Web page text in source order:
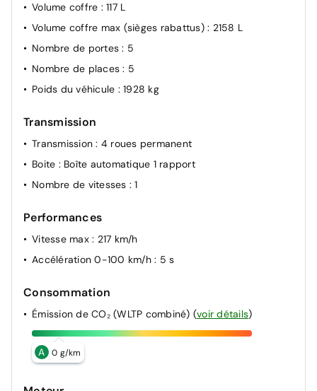
Volume coffre : 117 L
Volume coffre max (sièges rabattus) : 2158 L
Nombre de portes: 5
Nombre de places: 5
Poids du véhicule : 1928 kg
Transmission
Transmission: 4 roues permanent
Boite : Boîte automatique 1 rapport
Nombre de vitesses : 1
Performances
Vitesse max : 217 km/h
Accélération 0-100 km/h : 5 s
Consommation
Émission de CO₂ (WLTP combiné) (voir détails)
A 0 g/km